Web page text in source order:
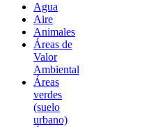
Agua
Aire
Animales
Áreas de
Valor
Ambiental
Áreas
verdes
(suelo
urbano)